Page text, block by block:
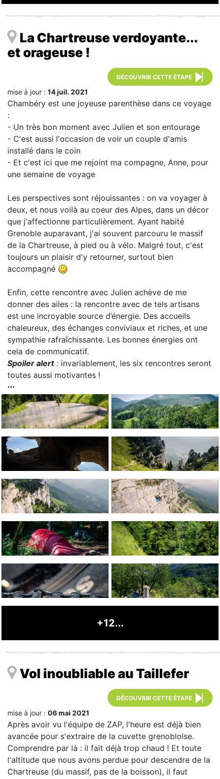
La Chartreuse verdoyante...
et orageuse !
DÉCOUVRIR CETTE ÉTAPE
mise à jour : 14 juil. 2021
Chambéry est une joyeuse parenthèse dans ce voyage
:
- Un très bon moment avec Julien et son entourage
- C'est aussi l'occasion de voir un couple d'amis
installé dans le coin
- Et c'est ici que me rejoint ma compagne, Anne, pour
une semaine de voyage
Les perspectives sont réjouissantes : on va voyager à
deux, et nous voilà au coeur des Alpes, dans un décor
que j'affectionne particulièrement. Ayant habité
Grenoble auparavant, j'ai souvent parcouru le massif
de la Chartreuse, à pied ou à vélo. Malgré tout, c'est
toujours un plaisir d'y retourner, surtout bien
accompagné
Enfin, cette rencontre avec Julien achève de me
donner des ailes : la rencontre avec de tels artisans
est une incroyable source d’énergie. Des accueils
chaleureux, des échanges conviviaux et riches, et une
sympathie rafraîchissante. Les bonnes énergies ont
cela de communicatif.
Spoiler alert: invariablement, les six rencontres seront
toutes aussi motivantes !
+12...
Vol inoubliable au Taillefer
DÉCOUVRIR CETTE ÉTAPE
mise à jour : 06 mai 2021
Après avoir vu l'équipe de ZAP, l'heure est déjà bien
avancée pour s'extraire de la cuvette grenobloise.
Comprendre par là : il fait déjà trop chaud ! Et toute
l'altitude que nous avons perdue pour descendre de la
Chartreuse (du massif, pas de la boisson), il faut